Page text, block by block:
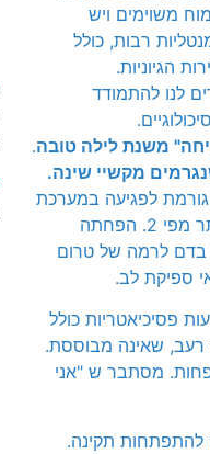
משוימים ויש
רבות, כולל
הגיוניות.
לנו להתמודד
משנת לילה טובה.
מקשיי שינה.
מבוגרים) גורמת לפגיעה במערכת
החיסונית של הגוף ומעלה את הסיכוי לחלות בסרטן ביותר מפי 2. הפחתה
לרמה של טרום
ספיקת לב.
פסיכיאטריות כולל
רעב, שאינה מבוססת.
מסתבר ש "אני
להתפתחות תקינה.